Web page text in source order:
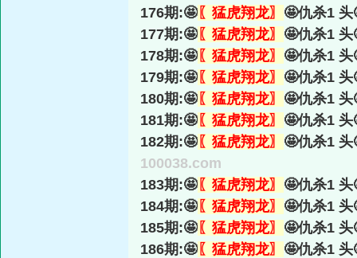
176期:🤩 〖猛虎翔龙〗 🤩仇杀1
177期:🤩 〖猛虎翔龙〗 🤩仇杀1
178期:🤩 〖猛虎翔龙〗 🤩仇杀1
179期:🤩 〖猛虎翔龙〗 🤩仇杀1
180期:🤩 〖猛虎翔龙〗 🤩仇杀1
181期:🤩 〖猛虎翔龙〗 🤩仇杀1
182期:🤩 〖猛虎翔龙〗 🤩仇杀1
100038.com
183期:🤩 〖猛虎翔龙〗 🤩仇杀1
184期:🤩 〖猛虎翔龙〗 🤩仇杀1
185期:🤩 〖猛虎翔龙〗 🤩仇杀1
186期:🤩 〖猛虎翔龙〗 🤩仇杀1